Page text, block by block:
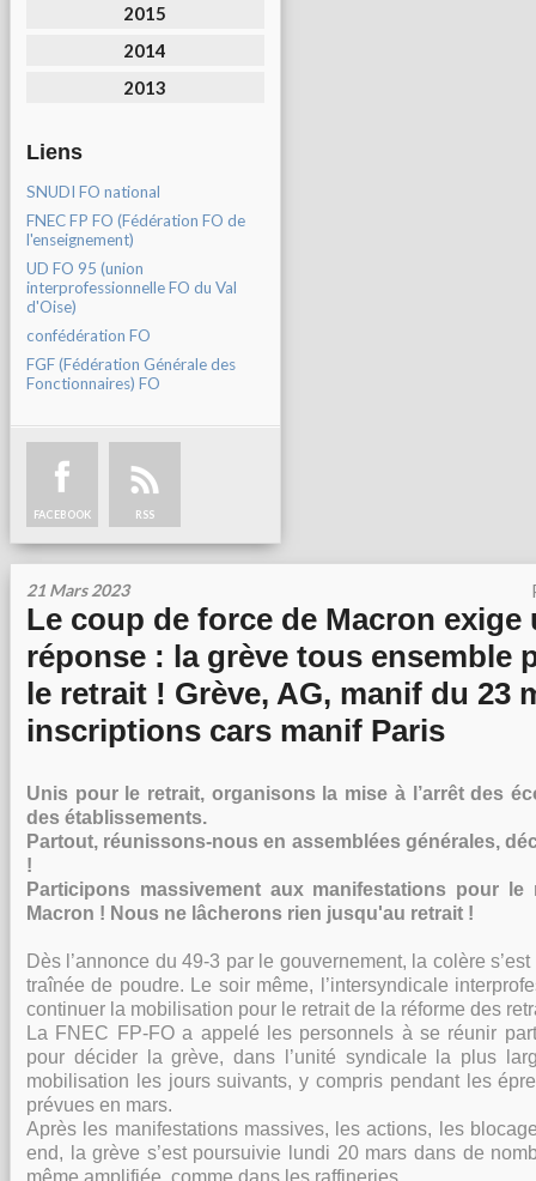
2015
2014
2013
Liens
SNUDI FO national
FNEC FP FO (Fédération FO de
l'enseignement)
UD FO 95 (union
interprofessionnelle FO du Val
d'Oise)
confédération FO
FGF (Fédération Générale des
Fonctionnaires) FO
FACEBOOK RSS
21 Mars 2023
Le coup de force de Macron exige
réponse : la grève tous ensemble
le retrait ! Grève, AG, manif du 23
inscriptions cars manif Paris
Unis pour le retrait, organisons la mise à l’arrêt des
des établissements.
Partout, réunissons-nous en assemblées générales,
!
Participons massivement aux manifestations pour le
Macron ! Nous ne lâcherons rien jusqu'au retrait !
Dès l’annonce du 49-3 par le gouvernement, la colère
traînée de poudre. Le soir même, l’intersyndicale
continuer la mobilisation pour le retrait de la réforme des
La FNEC FP-FO a appelé les personnels à se réunir
pour décider la grève, dans l’unité syndicale la plus
mobilisation les jours suivants, y compris pendant les
prévues en mars.
Après les manifestations massives, les actions, les
end, la grève s’est poursuivie lundi 20 mars dans de
même amplifiée, comme dans les raffineries.